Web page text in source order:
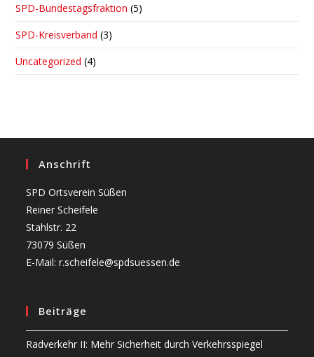
SPD-Bundestagsfraktion (5)
SPD-Kreisverband (3)
Uncategorized (4)
Anschrift
SPD Ortsverein Süßen
Reiner Scheifele
Stahlstr. 22
73079 Süßen
E-Mail: r.scheifele@spdsuessen.de
Beiträge
Radverkehr II: Mehr Sicherheit durch Verkehrsspiegel